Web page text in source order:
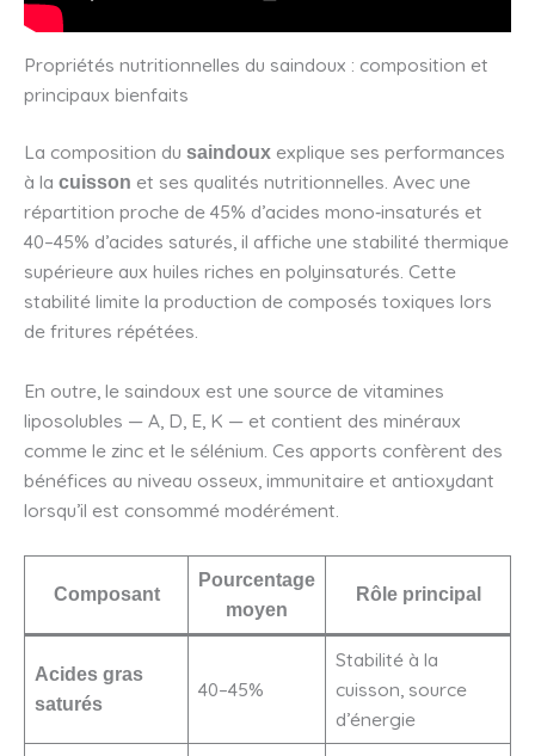
Propriétés nutritionnelles du saindoux : composition et
principaux bienfaits
La composition du saindoux explique ses performances
à la cuisson et ses qualités nutritionnelles. Avec une
répartition proche de 45% d’acides mono‑insaturés et
40–45% d’acides saturés, il affiche une stabilité thermique
supérieure aux huiles riches en polyinsaturés. Cette
stabilité limite la production de composés toxiques lors
de fritures répétées.
En outre, le saindoux est une source de vitamines
liposolubles — A, D, E, K — et contient des minéraux
comme le zinc et le sélénium. Ces apports confèrent des
bénéfices au niveau osseux, immunitaire et antioxydant
lorsqu’il est consommé modérément.
Composant
Pourcentage
moyen
Rôle principal
Acides gras
saturés
40–45%
Stabilité à la
cuisson, source
d’énergie